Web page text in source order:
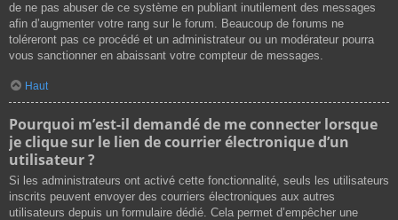
de ne pas abuser de ce système en publiant inutilement des messages
afin d’augmenter votre rang sur le forum. Beaucoup de forums ne
toléreront pas ce procédé et un administrateur ou un modérateur pourra
vous sanctionner en abaissant votre compteur de messages.
Haut
Pourquoi m’est-il demandé de me connecter lorsque
je clique sur le lien de courrier électronique d’un
utilisateur ?
Si les administrateurs ont activé cette fonctionnalité, seuls les utilisateurs
inscrits peuvent envoyer des courriers électroniques aux autres
utilisateurs depuis un formulaire dédié. Cela permet d’empêcher une